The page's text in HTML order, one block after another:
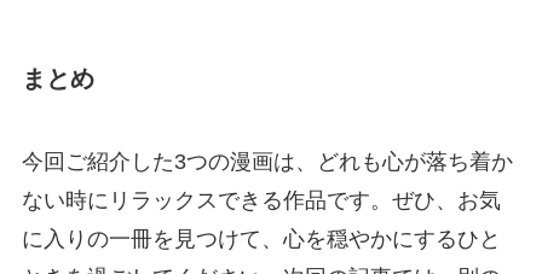
まとめ
今回ご紹介した3つの漫画は、どれも心が落ち着か
ない時にリラックスできる作品です。ぜひ、お気
に入りの一冊を見つけて、心を穏やかにするひと